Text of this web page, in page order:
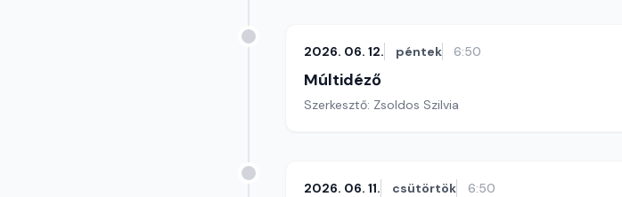
2026. 06. 12. péntek 6:50
Múltidéző
Szerkesztő: Zsoldos Szilvia
2026. 06. 11. csütörtök 6:50